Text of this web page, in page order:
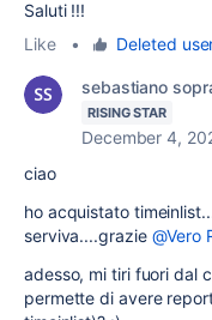
Saluti !!!
Like
• Deleted
sebastiano
RISING STAR
December 4,
ciao
ho acquistato
serviva....grazie @Vero
adesso, mi tiri fuori dal
permette di avere